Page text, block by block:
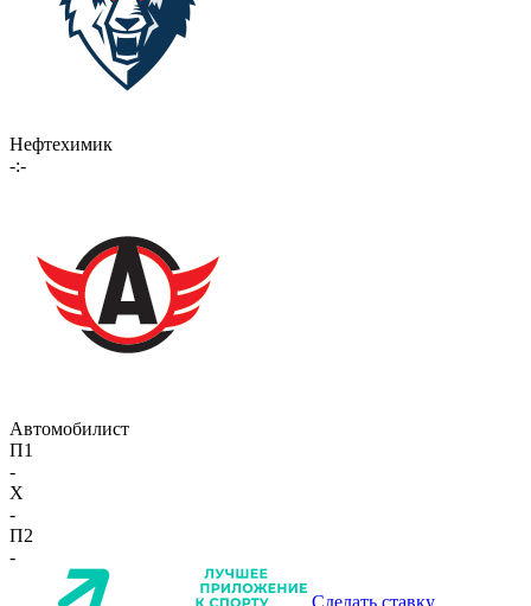
Нефтехимик
-:-
Автомобилист
П1
-
X
-
П2
-
Сделать ставку